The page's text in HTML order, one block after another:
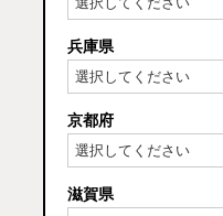
兵庫県
京都府
滋賀県